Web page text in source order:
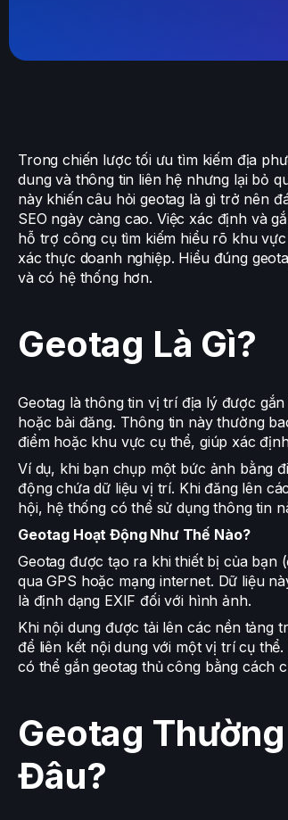
Trong chiến lược tối ưu tìm kiếm địa
dung và thông tin liên hệ nhưng lại bỏ
này khiến câu hỏi geotag là gì trở nên
SEO ngày càng cao. Việc xác định và
hỗ trợ công cụ tìm kiếm hiểu rõ khu
xác thực doanh nghiệp. Hiểu đúng
và có hệ thống hơn.
Geotag Là Gì?
Geotag là thông tin vị trí địa lý được
hoặc bài đăng. Thông tin này thường
điểm hoặc khu vực cụ thể, giúp xác
Ví dụ, khi bạn chụp một bức ảnh bằng
động chứa dữ liệu vị trí. Khi đăng lên
hội, hệ thống có thể sử dụng thông tin
Geotag Hoạt Động Như Thế Nào?
Geotag được tạo ra khi thiết bị của bạn
qua GPS hoặc mạng internet. Dữ liệu
là định dạng EXIF đối với hình ảnh.
Khi nội dung được tải lên các nền tảng
để liên kết nội dung với một vị trí cụ
có thể gắn geotag thủ công bằng cách
Geotag
Đâu?